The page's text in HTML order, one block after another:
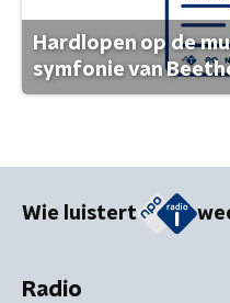
Hardlopen op de
symfonie van
Wie luistert
Radio